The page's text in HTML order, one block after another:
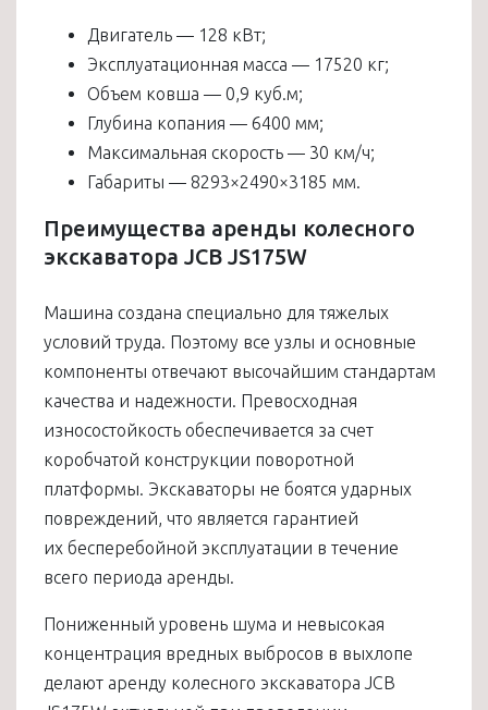
Двигатель — 128 кВт;
Эксплуатационная масса — 17520 кг;
Объем ковша — 0,9 куб.м;
Глубина копания — 6400 мм;
Максимальная скорость — 30 км/ч;
Габариты — 8293×2490×3185 мм.
Преимущества аренды колесного
экскаватора JCB JS175W
Машина создана специально для тяжелых
условий труда. Поэтому все узлы и основные
компоненты отвечают высочайшим стандартам
качества и надежности. Превосходная
износостойкость обеспечивается за счет
коробчатой конструкции поворотной
платформы. Экскаваторы не боятся ударных
повреждений, что является гарантией
их бесперебойной эксплуатации в течение
всего периода аренды.
Пониженный уровень шума и невысокая
концентрация вредных выбросов в выхлопе
делают аренду колесного экскаватора JCB